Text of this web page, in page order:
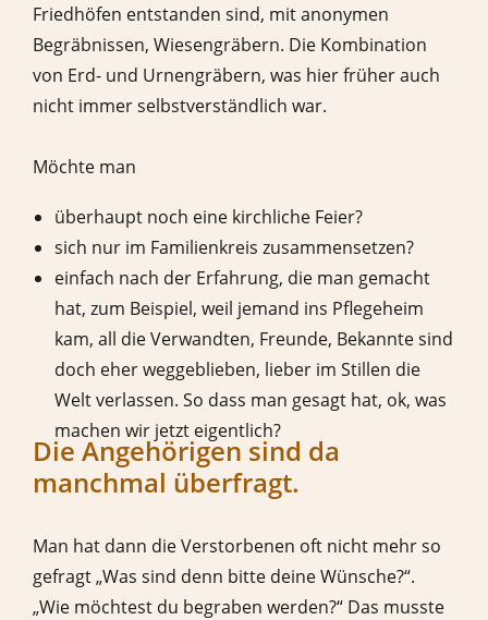
Friedhöfen entstanden sind, mit anonymen
Begräbnissen, Wiesengräbern. Die Kombination
von Erd- und Urnengräbern, was hier früher auch
nicht immer selbstverständlich war.
Möchte man
überhaupt noch eine kirchliche Feier?
sich nur im Familienkreis zusammensetzen?
einfach nach der Erfahrung, die man gemacht
hat, zum Beispiel, weil jemand ins Pflegeheim
kam, all die Verwandten, Freunde, Bekannte sind
doch eher weggeblieben, lieber im Stillen die
Welt verlassen. So dass man gesagt hat, ok, was
machen wir jetzt eigentlich?
Die Angehörigen sind da
manchmal überfragt.
Man hat dann die Verstorbenen oft nicht mehr so
gefragt „Was sind denn bitte deine Wünsche?“.
„Wie möchtest du begraben werden?“ Das musste